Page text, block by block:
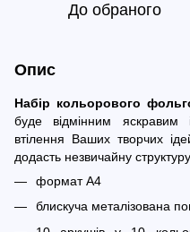
До обраного
Опис
Набір кольорового
буде відмінним яскравим
втілення Ваших творчих
додасть незвичайну
формат А4
блискуча металізована